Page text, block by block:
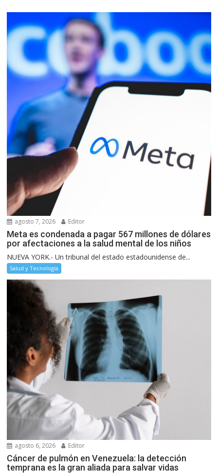
agosto 7, 2026 Editor
Meta es condenada a pagar 567 millones de dólares
por afectaciones a la salud mental de los niños
NUEVA YORK.- Un tribunal del estado estadounidense de...
Salud y Tecnología
agosto 6, 2026 Editor
Cáncer de pulmón en Venezuela: la detección
temprana es la gran aliada para salvar vidas